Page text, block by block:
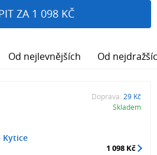
ZA 1 098 KČ
Od nejlevnějších Od
Kytice
Doprava: 29 Kč
Skladem
1 098 Kč